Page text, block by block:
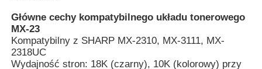
Skontaktuj się z nami
Główne cechy kompatybilnego układu tonerowego
MX-23
Kompatybilny z SHARP MX-2310, MX-3111, MX-
2318UC
Wydajność stron: 18K (czarny), 10K (kolorowy) przy